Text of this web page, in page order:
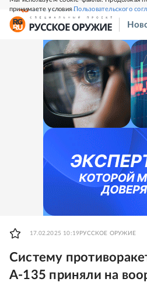
принимаете условияПользовательского
СВЕЖИЙ НОМЕР
17.02.2025 10:19 РУССКОЕ ОРУЖИЕ
Систему
А-135 приняли на